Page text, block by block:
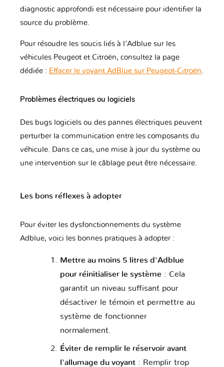
diagnostic approfondi est nécessaire pour identifier la
source du problème.
Pour résoudre les soucis liés à l'Adblue sur les
véhicules Peugeot et Citroën, consultez la page
dédiée : Effacer le voyant AdBlue sur Peugeot-Citroën
Problèmes électriques ou logiciels
Des bugs logiciels ou des pannes électriques peuvent
perturber la communication entre les composants du
véhicule. Dans ce cas, une mise à jour du système ou
une intervention sur le câblage peut être nécessaire.
Les bons réflexes à adopter
Pour éviter les dysfonctionnements du système
Adblue, voici les bonnes pratiques à adopter :
Mettre au moins 5 litres d'Adblue
pour réinitialiser le système : Cela
garantit un niveau suffisant pour
désactiver le témoin et permettre au
système de fonctionner
normalement.
Éviter de remplir le réservoir avant
l'allumage du voyant : Remplir trop